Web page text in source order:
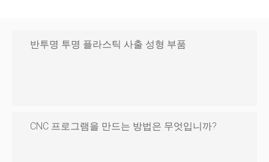
반투명 투명 플라스틱 사출 성형 부품
CNC 프로그램을 만드는 방법은 무엇입니까?